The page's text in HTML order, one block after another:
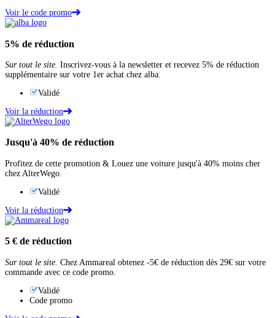
Voir le code promo
5% de réduction
Sur tout le site. Inscrivez-vous à la newsletter et recevez 5% de réduction
supplémentaire sur votre 1er achat chez alba.
Validé
Voir la réduction
Jusqu'à 40% de réduction
Profitez de cette promotion & Louez une voiture jusqu'à 40% moins cher
chez AlterWego.
Validé
Voir la réduction
5 € de réduction
Sur tout le site. Chez Ammareal obtenez -5€ de réduction dès 29€ sur votre
commande avec ce code promo.
Validé
Code promo